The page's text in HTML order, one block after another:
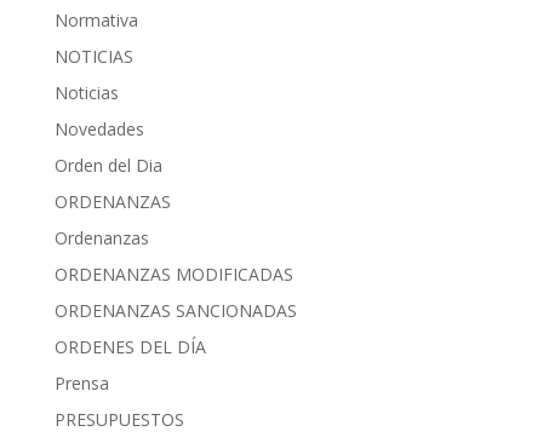
Normativa
NOTICIAS
Noticias
Novedades
Orden del Dia
ORDENANZAS
Ordenanzas
ORDENANZAS MODIFICADAS
ORDENANZAS SANCIONADAS
ORDENES DEL DÍA
Prensa
PRESUPUESTOS